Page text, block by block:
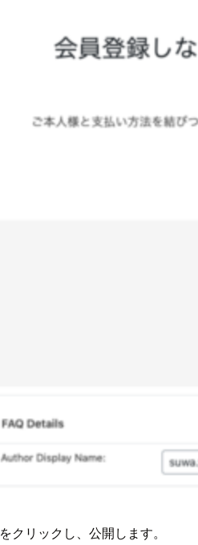
をクリックし、公開します。